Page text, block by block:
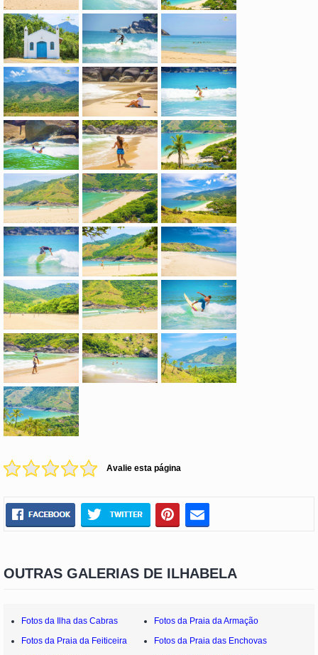
Avalie esta página
OUTRAS GALERIAS DE ILHABELA
Fotos da Ilha das Cabras
Fotos da Praia da Armação
Fotos da Praia da Feiticeira
Fotos da Praia das Enchovas